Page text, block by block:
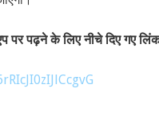
पढ़ने के लिए नीचे दिए गए